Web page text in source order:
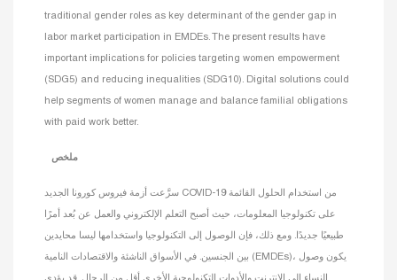
traditional gender roles as key determinant of the gender gap in
labor market participation in EMDEs. The present results have
important implications for policies targeting women empowerment
(SDG5) and reducing inequalities (SDG10). Digital solutions could
help segments of women manage and balance familial obligations
with paid work better.
ملخص
سرَّعت أزمة فيروس كورونا الجديد COVID-19 من استخدام الحلول القائمة
على تكنولوجيا المعلومات، حيث أصبح التعلم الإلكتروني والعمل عن بُعد أمرًا
طبيعيًا جديدًا. ومع ذلك، فإن الوصول إلى التكنولوجيا واستخدامها ليسا محايدين
بين الجنسين. في الأسواق الناشئة والاقتصادات النامية (EMDEs)، يكون وصول
النساء إلى الإنترنت والأدوات التكنولوجية الأخرى أقل من الرجال. قد يؤدي